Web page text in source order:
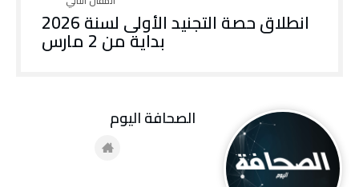
انطلاق حصة التجنيد الأولى لسنة 2026
بداية من 2 مارس